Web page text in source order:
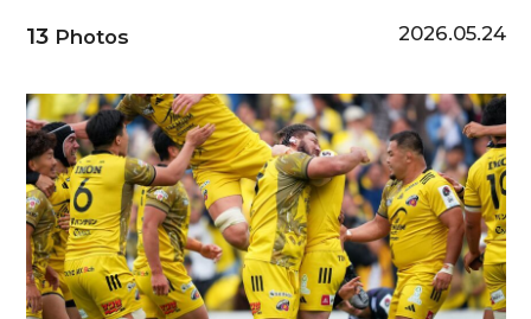
13Photos 2026.05.24